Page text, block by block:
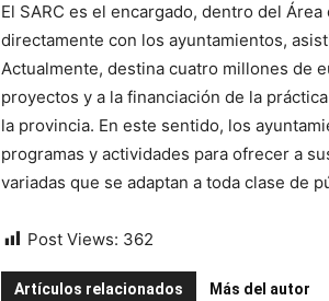
El SARC es el encargado, dentro del
directamente con los ayuntamientos,
Actualmente, destina cuatro millones de
proyectos y a la financiación de la
la provincia. En este sentido, los
programas y actividades para ofrecer a
variadas que se adaptan a toda clase de
Post Views: 362
Artículos relacionados Más del autor